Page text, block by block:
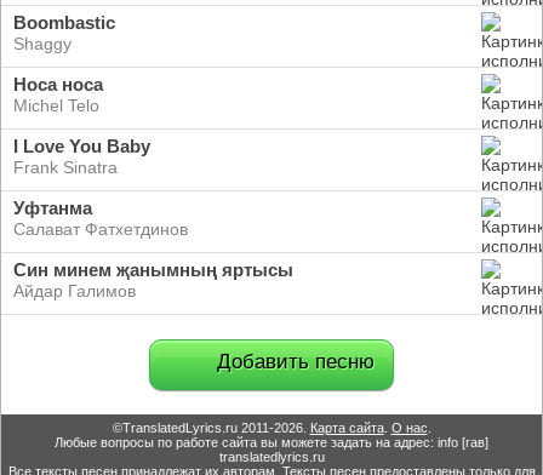
Boombastic
Shaggy
Носа носа
Michel Telo
I Love You Baby
Frank Sinatra
Уфтанма
Салават Фатхетдинов
Син минем җанымның яртысы
Айдар Галимов
Добавить песню
©TranslatedLyrics.ru 2011-2026. Карта сайта. О нас
Любые вопросы по работе сайта вы можете задать на адрес: info [гав]
translatedlyrics.ru
Все тексты песен принадлежат их авторам. Тексты песен предоставлены только для